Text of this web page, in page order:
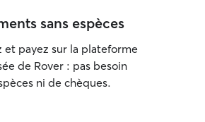
sans espèces
et payez sur la plateforme
de Rover : pas besoin
ni de chèques.